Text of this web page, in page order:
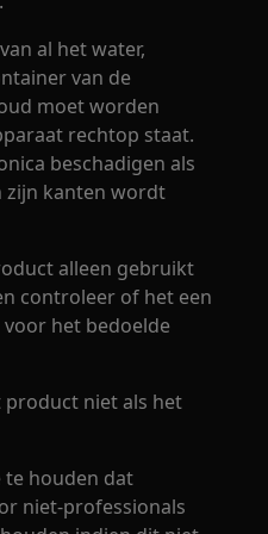
al het water,
van de
moet worden
rechtop staat.
beschadigen als
zijn kanten wordt
alleen gebruikt
controleer of het een
het bedoelde
niet als het
te houden dat
niet-professionals